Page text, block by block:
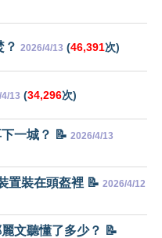
？ 2026/4/13 (46,391次)
13 (34,296次)
一城？ 📝 2026/4/13
置裝在頭盔裡 📝 2026/4/12
文聽懂了多少？ 📝